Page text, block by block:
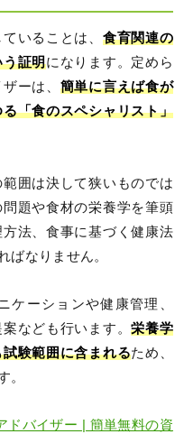
いることは、 食育関連の
う証明になります。定めら
ーは、 簡単に言えば食が
「食のスペシャリスト」
囲は決して狭いものでは
題や食材の栄養学を筆頭
法、食事に基づく健康法
ばなりません。
ケーションや健康管理、
なども行います。栄養学
験範囲に含まれるため、
。
ドバイザー | 簡単無料の資